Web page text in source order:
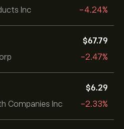
Inc
-4.24%
‎$‎67.79
-2.47%
Companies Inc
‎$‎6.29
-2.33%